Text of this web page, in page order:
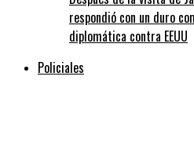
respondió con un duro
diplomática contra EEUU
Policiales